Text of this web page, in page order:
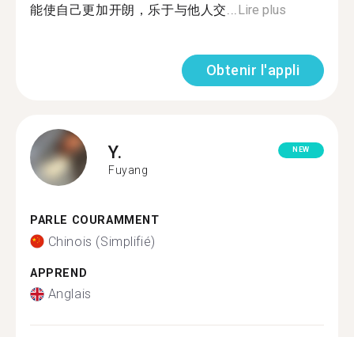
能使自己更加开朗，乐于与他人交...Lire plus
Obtenir l'appli
Y.
Fuyang
NEW
PARLE COURAMMENT
Chinois (Simplifié)
APPREND
Anglais